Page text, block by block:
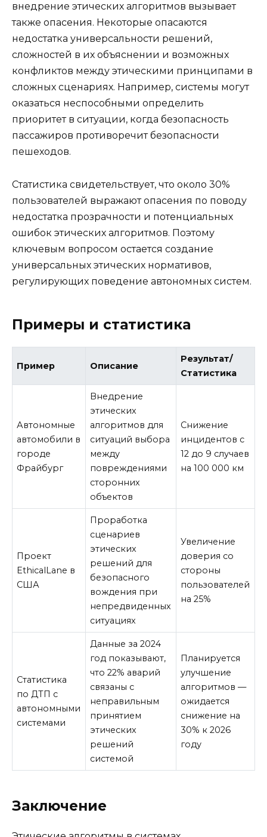
внедрение этических алгоритмов вызывает
также опасения. Некоторые опасаются
недостатка универсальности решений,
сложностей в их объяснении и возможных
конфликтов между этическими принципами в
сложных сценариях. Например, системы могут
оказаться неспособными определить
приоритет в ситуации, когда безопасность
пассажиров противоречит безопасности
пешеходов.
Статистика свидетельствует, что около 30%
пользователей выражают опасения по поводу
недостатка прозрачности и потенциальных
ошибок этических алгоритмов. Поэтому
ключевым вопросом остается создание
универсальных этических нормативов,
регулирующих поведение автономных систем.
Примеры и статистика
Пример Описание
Результат/
Статистика
Автономные
автомобили в
городе
Фрайбург
Внедрение
этических
алгоритмов для
ситуаций выбора
между
повреждениями
сторонних
объектов
Снижение
инцидентов с
12 до 9 случаев
на 100 000 км
Проект
EthicalLane в
США
Проработка
сценариев
этических
решений для
безопасного
вождения при
непредвиденных
ситуациях
Увеличение
доверия со
стороны
пользователей
на 25%
Статистика
по ДТП с
автономными
системами
Данные за 2024
год показывают,
что 22% аварий
связаны с
неправильным
принятием
этических
решений
системой
Планируется
улучшение
алгоритмов —
ожидается
снижение на
30% к 2026
году
Заключение